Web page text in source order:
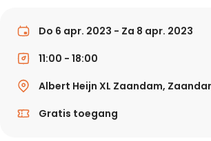
Gezonde recepten
Recepten avondeten
Do 6 apr. 2023 - Za 8 apr. 2023
11:00 - 18:00
Albert Heijn XL Zaandam,
Gratis toegang